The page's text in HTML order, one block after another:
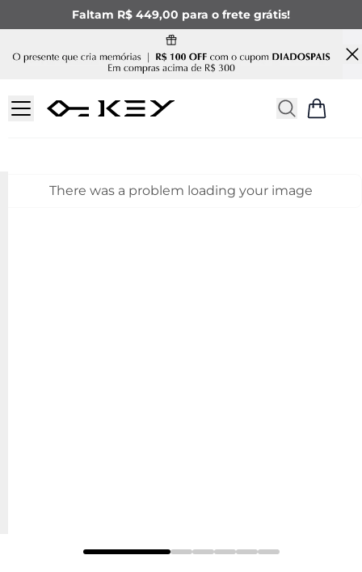
Faltam R$ 449,00 para o frete grátis!
There was a problem loading your image